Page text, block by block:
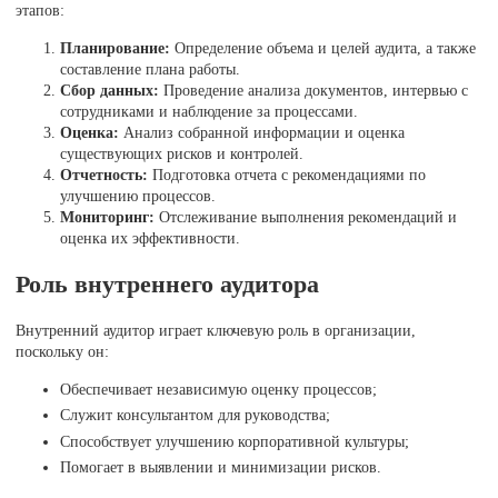
этапов:
Планирование: Определение объема и целей аудита, а также
составление плана работы.
Сбор данных: Проведение анализа документов, интервью с
сотрудниками и наблюдение за процессами.
Оценка: Анализ собранной информации и оценка
существующих рисков и контролей.
Отчетность: Подготовка отчета с рекомендациями по
улучшению процессов.
Мониторинг: Отслеживание выполнения рекомендаций и
оценка их эффективности.
Роль внутреннего аудитора
Внутренний аудитор играет ключевую роль в организации,
поскольку он:
Обеспечивает независимую оценку процессов;
Служит консультантом для руководства;
Способствует улучшению корпоративной культуры;
Помогает в выявлении и минимизации рисков.